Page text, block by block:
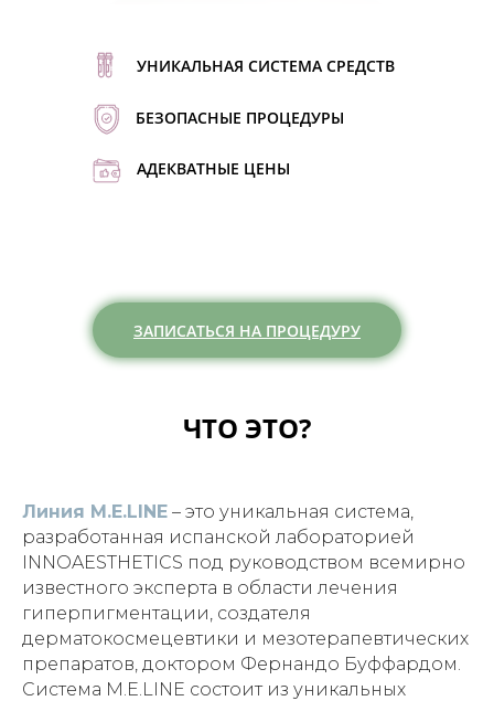
ЗАПИСАТЬСЯ НА ПРОЦЕДУРУ
УНИКАЛЬНАЯ СИСТЕМА СРЕДСТВ
ОТ 12 000 ₽
БЕЗОПАСНЫЕ ПРОЦЕДУРЫ
АДЕКВАТНЫЕ ЦЕНЫ
ПРОФЕССИОНАЛИЗМ
ЧТО ЭТО?
Линия M.E.LINE – это уникальная система,
разработанная испанской лабораторией
INNOAESTHETICS под руководством всемирно
известного эксперта в области лечения
гиперпигментации, создателя
дерматокосмецевтики и мезотерапевтических
препаратов, доктором Фернандо Буффардом.
Система M.E.LINE состоит из уникальных